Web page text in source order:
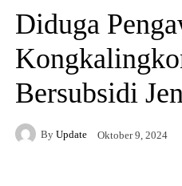
Diduga
Bersubsidi
By Update Oktober 9, 2024